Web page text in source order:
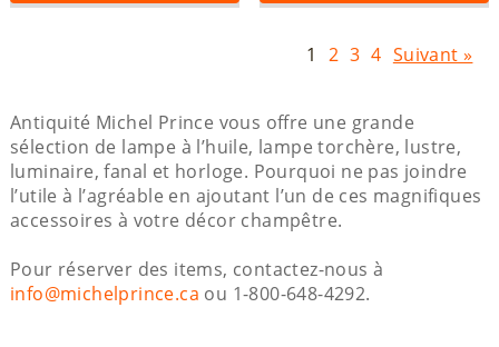
1 2 3 4 Suivant »
Antiquité Michel Prince vous offre une grande
sélection de lampe à l’huile, lampe torchère, lustre,
luminaire, fanal et horloge. Pourquoi ne pas joindre
l’utile à l’agréable en ajoutant l’un de ces magnifiques
accessoires à votre décor champêtre.
Pour réserver des items, contactez-nous à
info@michelprince.ca ou 1-800-648-4292.